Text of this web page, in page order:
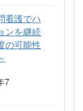
看護でハ
ンを継続
の可能性
7